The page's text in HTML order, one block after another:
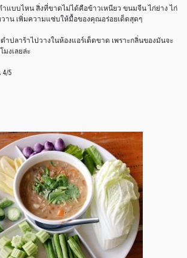
แบบไหน สิ่งที่ขาดไม่ได้คือข้าวเหนียว ขนมจีน ไก่ย่าง ไก่
าน เพิ่มความแซ่บให้มื้อของคุณอร่อยเด็ดสุดๆ
ำปลาร้าไปวางในห้องแอร์เด็ดขาด เพราะกลิ่นของมันจะ
มงเลยล่ะ
5